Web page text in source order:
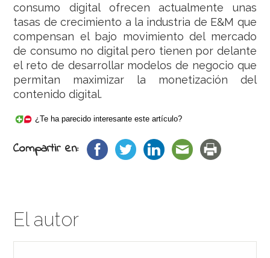
consumo digital ofrecen actualmente unas
tasas de crecimiento a la industria de E&M que
compensan el bajo movimiento del mercado
de consumo no digital pero tienen por delante
el reto de desarrollar modelos de negocio que
permitan maximizar la monetización del
contenido digital.
¿Te ha parecido interesante este artículo?
Compartir en:
El autor